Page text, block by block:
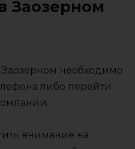
Заозерном
Заозерном необходимо
либо перейти
внимание на